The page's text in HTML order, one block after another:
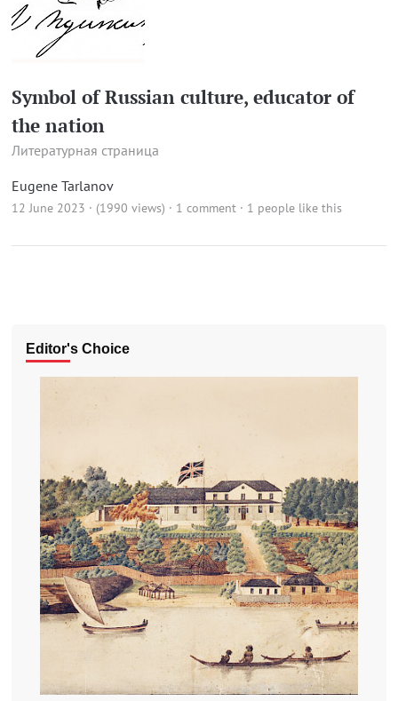
Symbol of Russian culture, educator of
the nation
Литературная страница
Eugene Tarlanov
12 June 2023 · (1990 views) · 1 comment · 1 people like this
Editor's Choice